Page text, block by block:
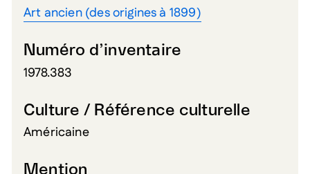
Art ancien (des origines à 1899)
Numéro d’inventaire
1978.383
Culture / Référence culturelle
Américaine
Mention